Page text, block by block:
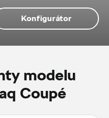
Konfigurátor
modelu
Coupé